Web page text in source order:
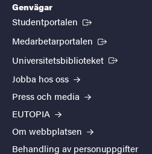
Genvägar
Studentportalen (Extern länk)
Medarbetarportalen (Extern länk)
Universitetsbiblioteket (Extern länk)
Jobba hos oss
Press och media
EUTOPIA
Om webbplatsen
Behandling av personuppgifter